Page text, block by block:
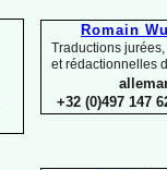
Romain
Traductions
et rédactionnelles
+32 (0)497 147